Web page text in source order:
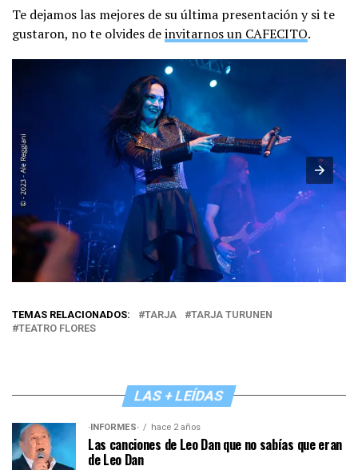
Te dejamos las mejores de su última presentación y si te
gustaron, no te olvides deinvitarnos un CAFECITO.
TEMAS RELACIONADOS: TARJA
TARJA TURUNEN
TEATRO FLORES
LAS + LEÍDAS
·INFORMES· hace 2 años
Las canciones de Leo Dan que no sabías que eran
de Leo Dan